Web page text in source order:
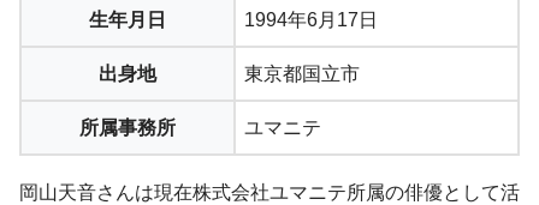
生年月日 1994年6月17日
出身地 東京都国立市
所属事務所 ユマニテ
岡山天音さんは現在株式会社ユマニテ所属の俳優として活